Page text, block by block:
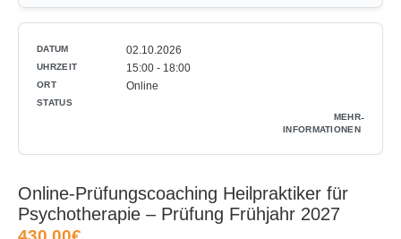
02.10.2026
15:00 - 18:00
Online
-
Online-Prüfungscoaching Heilpraktiker für
Psychotherapie ‒ Prüfung Frühjahr 2027